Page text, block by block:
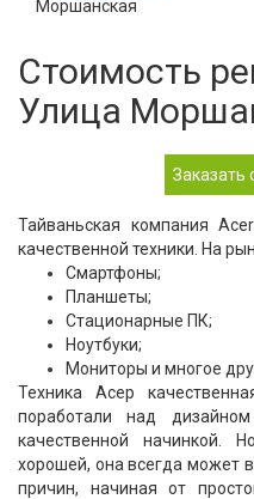
Моршанская
Стоимость
Улица
Заказать
Тайваньская компания
качественной техники. На
Смартфоны;
Планшеты;
Стационарные ПК;
Ноутбуки;
Мониторы и многое
Техника Асер
поработали над
качественной начинкой.
хорошей, она всегда может
причин, начиная от